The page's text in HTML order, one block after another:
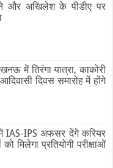
और अखिलेश के पीडीए पर
में तिरंगा यात्रा, काकोरी
दिवस समारोह में होंगे
IAS-IPS अफसर देंगे करियर
मिलेगा प्रतियोगी परीक्षाओं